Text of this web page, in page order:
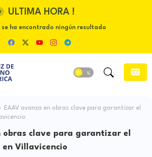
ULTIMA HORA !
ha encontrado ningún resultado
EAAV avanza en obras clave para garantizar el
obras clave para garantizar el
Villavicencio